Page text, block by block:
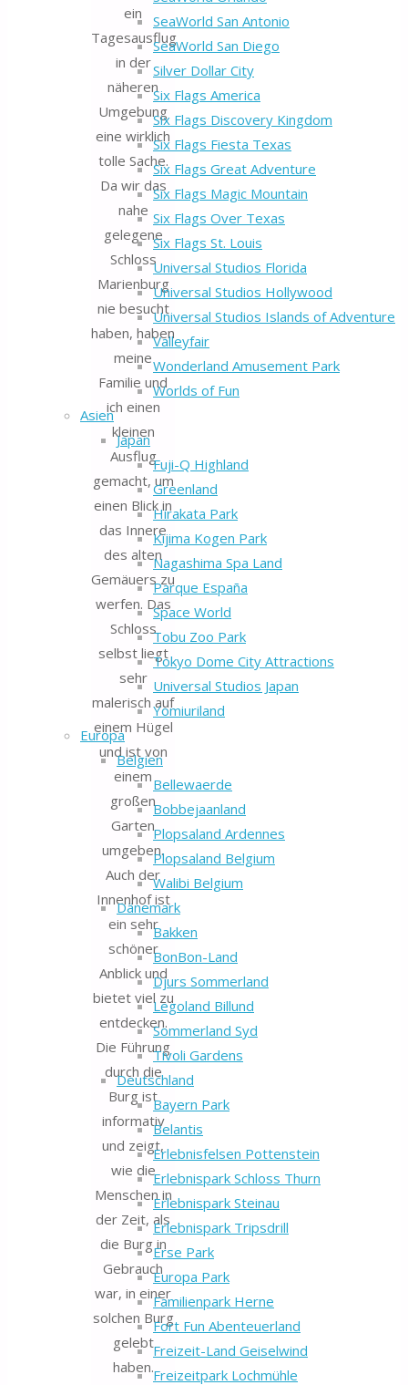
SeaWorld San Antonio
SeaWorld San Diego
Silver Dollar City
Six Flags America
Six Flags Discovery Kingdom
Six Flags Fiesta Texas
Six Flags Great Adventure
Six Flags Magic Mountain
Six Flags Over Texas
Six Flags St. Louis
Universal Studios Florida
Universal Studios Hollywood
Universal Studios Islands of Adventure
Valleyfair
Wonderland Amusement Park
Worlds of Fun
Asien
Japan
Fuji-Q Highland
Greenland
Hirakata Park
Kijima Kogen Park
Nagashima Spa Land
Parque España
Space World
Tobu Zoo Park
Tokyo Dome City Attractions
Universal Studios Japan
Yomiuriland
Europa
Belgien
Bellewaerde
Bobbejaanland
Plopsaland Ardennes
Plopsaland Belgium
Walibi Belgium
Dänemark
Bakken
BonBon-Land
Djurs Sommerland
Legoland Billund
Sommerland Syd
Tivoli Gardens
Deutschland
Bayern Park
Belantis
Erlebnisfelsen Pottenstein
Erlebnispark Schloss Thurn
Erlebnispark Steinau
Erlebnispark Tripsdrill
Erse Park
Europa Park
Familienpark Herne
Fort Fun Abenteuerland
Freizeit-Land Geiselwind
Freizeitpark Lochmühle
ein
Tagesausflug
in der
näheren
Umgebung
eine wirklich
tolle Sache.
Da wir das
nahe
gelegene
Schloss
Marienburg
nie besucht
haben, haben
meine
Familie und
ich einen
kleinen
Ausflug
gemacht, um
einen Blick in
das Innere
des alten
Gemäuers zu
werfen. Das
Schloss
selbst liegt
sehr
malerisch auf
einem Hügel
und ist von
einem
großen
Garten
umgeben.
Auch der
Innenhof ist
ein sehr
schöner
Anblick und
bietet viel zu
entdecken.
Die Führung
durch die
Burg ist
informativ
und zeigt,
wie die
Menschen in
der Zeit, als
die Burg in
Gebrauch
war, in einer
solchen Burg
gelebt
haben.
Back
to
Top